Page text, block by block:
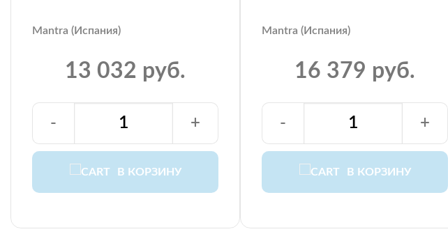
Mantra (Испания)
13 032 руб.
В КОРЗИНУ
- +
Mantra (Испания)
16 379 руб.
В КОРЗИНУ
- +